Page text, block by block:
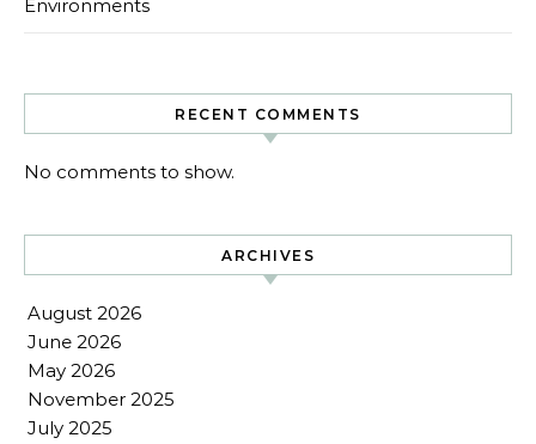
Environments
RECENT COMMENTS
No comments to show.
ARCHIVES
August 2026
June 2026
May 2026
November 2025
July 2025